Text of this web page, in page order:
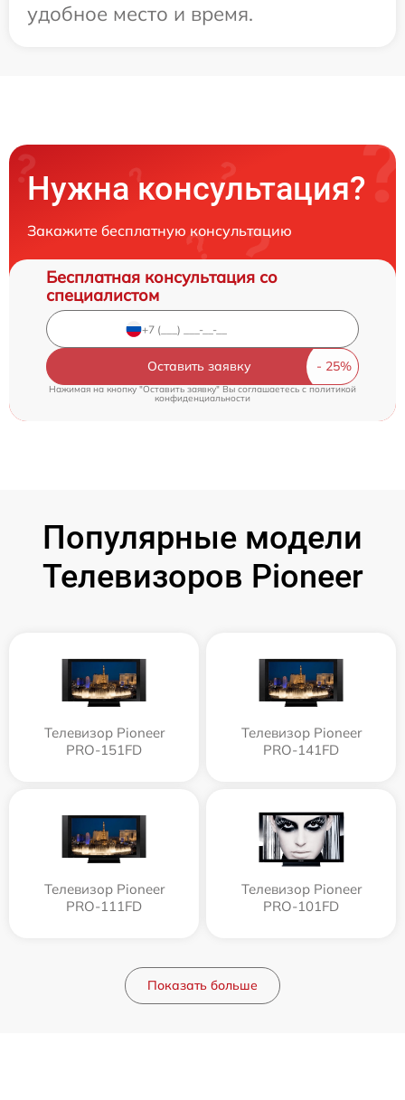
удобное место и время.
Нужна консультация?
Закажите бесплатную консультацию
Бесплатная консультация со
специалистом
Оставить заявку
Нажимая на кнопку "Оставить заявку" Вы соглашаетесь cполитикой
конфиденциальности
Популярные модели
Телевизоров Pioneer
Телевизор Pioneer
PRO-151FD
Телевизор Pioneer
PRO-141FD
Телевизор Pioneer
PRO-111FD
Телевизор Pioneer
PRO-101FD
Показать больше